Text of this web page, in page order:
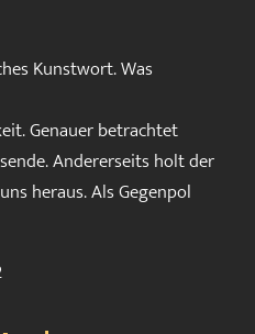
Kunstwort. Was
Genauer betrachtet
Andererseits holt der
heraus. Als Gegenpol